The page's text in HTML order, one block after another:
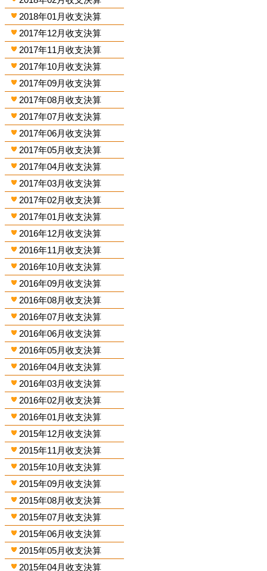
2018年01月收支決算
2017年12月收支決算
2017年11月收支決算
2017年10月收支決算
2017年09月收支決算
2017年08月收支決算
2017年07月收支決算
2017年06月收支決算
2017年05月收支決算
2017年04月收支決算
2017年03月收支決算
2017年02月收支決算
2017年01月收支決算
2016年12月收支決算
2016年11月收支決算
2016年10月收支決算
2016年09月收支決算
2016年08月收支決算
2016年07月收支決算
2016年06月收支決算
2016年05月收支決算
2016年04月收支決算
2016年03月收支決算
2016年02月收支決算
2016年01月收支決算
2015年12月收支決算
2015年11月收支決算
2015年10月收支決算
2015年09月收支決算
2015年08月收支決算
2015年07月收支決算
2015年06月收支決算
2015年05月收支決算
2015年04月收支決算